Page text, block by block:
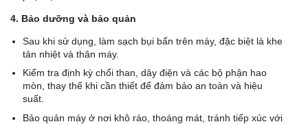
4. Bảo dưỡng và bảo quản
Sau khi sử dụng, làm sạch bụi bẩn trên máy, đặc biệt là khe
tản nhiệt và thân máy.
Kiểm tra định kỳ chổi than, dây điện và các bộ phận hao
mòn, thay thế khi cần thiết để đảm bảo an toàn và hiệu
suất.
Bảo quản máy ở nơi khô ráo, thoáng mát, tránh tiếp xúc với